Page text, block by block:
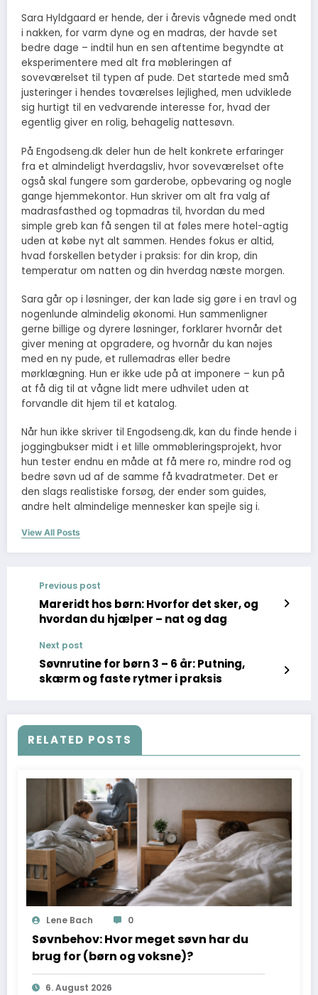
Sara Hyldgaard er hende, der i årevis vågnede med ondt
i nakken, for varm dyne og en madras, der havde set
bedre dage – indtil hun en sen aftentime begyndte at
eksperimentere med alt fra møbleringen af
soveværelset til typen af pude. Det startede med små
justeringer i hendes toværelses lejlighed, men udviklede
sig hurtigt til en vedvarende interesse for, hvad der
egentlig giver en rolig, behagelig nattesøvn.
På Engodseng.dk deler hun de helt konkrete erfaringer
fra et almindeligt hverdagsliv, hvor soveværelset ofte
også skal fungere som garderobe, opbevaring og nogle
gange hjemmekontor. Hun skriver om alt fra valg af
madrasfasthed og topmadras til, hvordan du med
simple greb kan få sengen til at føles mere hotel-agtig
uden at købe nyt alt sammen. Hendes fokus er altid,
hvad forskellen betyder i praksis: for din krop, din
temperatur om natten og din hverdag næste morgen.
Sara går op i løsninger, der kan lade sig gøre i en travl og
nogenlunde almindelig økonomi. Hun sammenligner
gerne billige og dyrere løsninger, forklarer hvornår det
giver mening at opgradere, og hvornår du kan nøjes
med en ny pude, et rullemadras eller bedre
mørklægning. Hun er ikke ude på at imponere – kun på
at få dig til at vågne lidt mere udhvilet uden at
forvandle dit hjem til et katalog.
Når hun ikke skriver til Engodseng.dk, kan du finde hende i
joggingbukser midt i et lille ommøbleringsprojekt, hvor
hun tester endnu en måde at få mere ro, mindre rod og
bedre søvn ud af de samme få kvadratmeter. Det er
den slags realistiske forsøg, der ender som guides,
andre helt almindelige mennesker kan spejle sig i.
View All Posts
Previous post
Mareridt hos børn: Hvorfor det sker, og
hvordan du hjælper – nat og dag
Next post
Søvnrutine for børn 3 – 6 år: Putning,
skærm og faste rytmer i praksis
RELATED POSTS
Lene Bach 0
Søvnbehov: Hvor meget søvn har du
brug for (børn og voksne)?
6. August 2026